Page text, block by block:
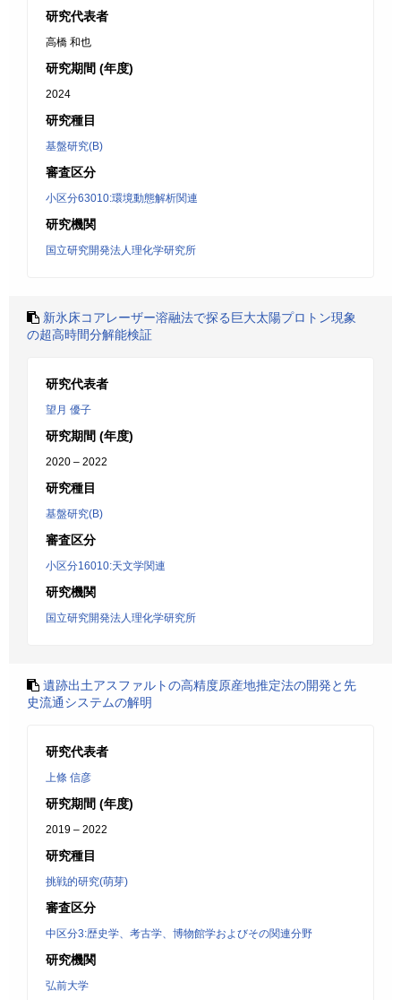
研究代表者
高橋 和也
研究期間 (年度)
2024
研究種目
基盤研究(B)
審査区分
小区分63010:環境動態解析関連
研究機関
国立研究開発法人理化学研究所
新氷床コアレーザー溶融法で探る巨大太陽プロトン現象
の超高時間分解能検証
研究代表者
望月 優子
研究期間 (年度)
2020 – 2022
研究種目
基盤研究(B)
審査区分
小区分16010:天文学関連
研究機関
国立研究開発法人理化学研究所
遺跡出土アスファルトの高精度原産地推定法の開発と先
史流通システムの解明
研究代表者
上條 信彦
研究期間 (年度)
2019 – 2022
研究種目
挑戦的研究(萌芽)
審査区分
中区分3:歴史学、考古学、博物館学およびその関連分野
研究機関
弘前大学